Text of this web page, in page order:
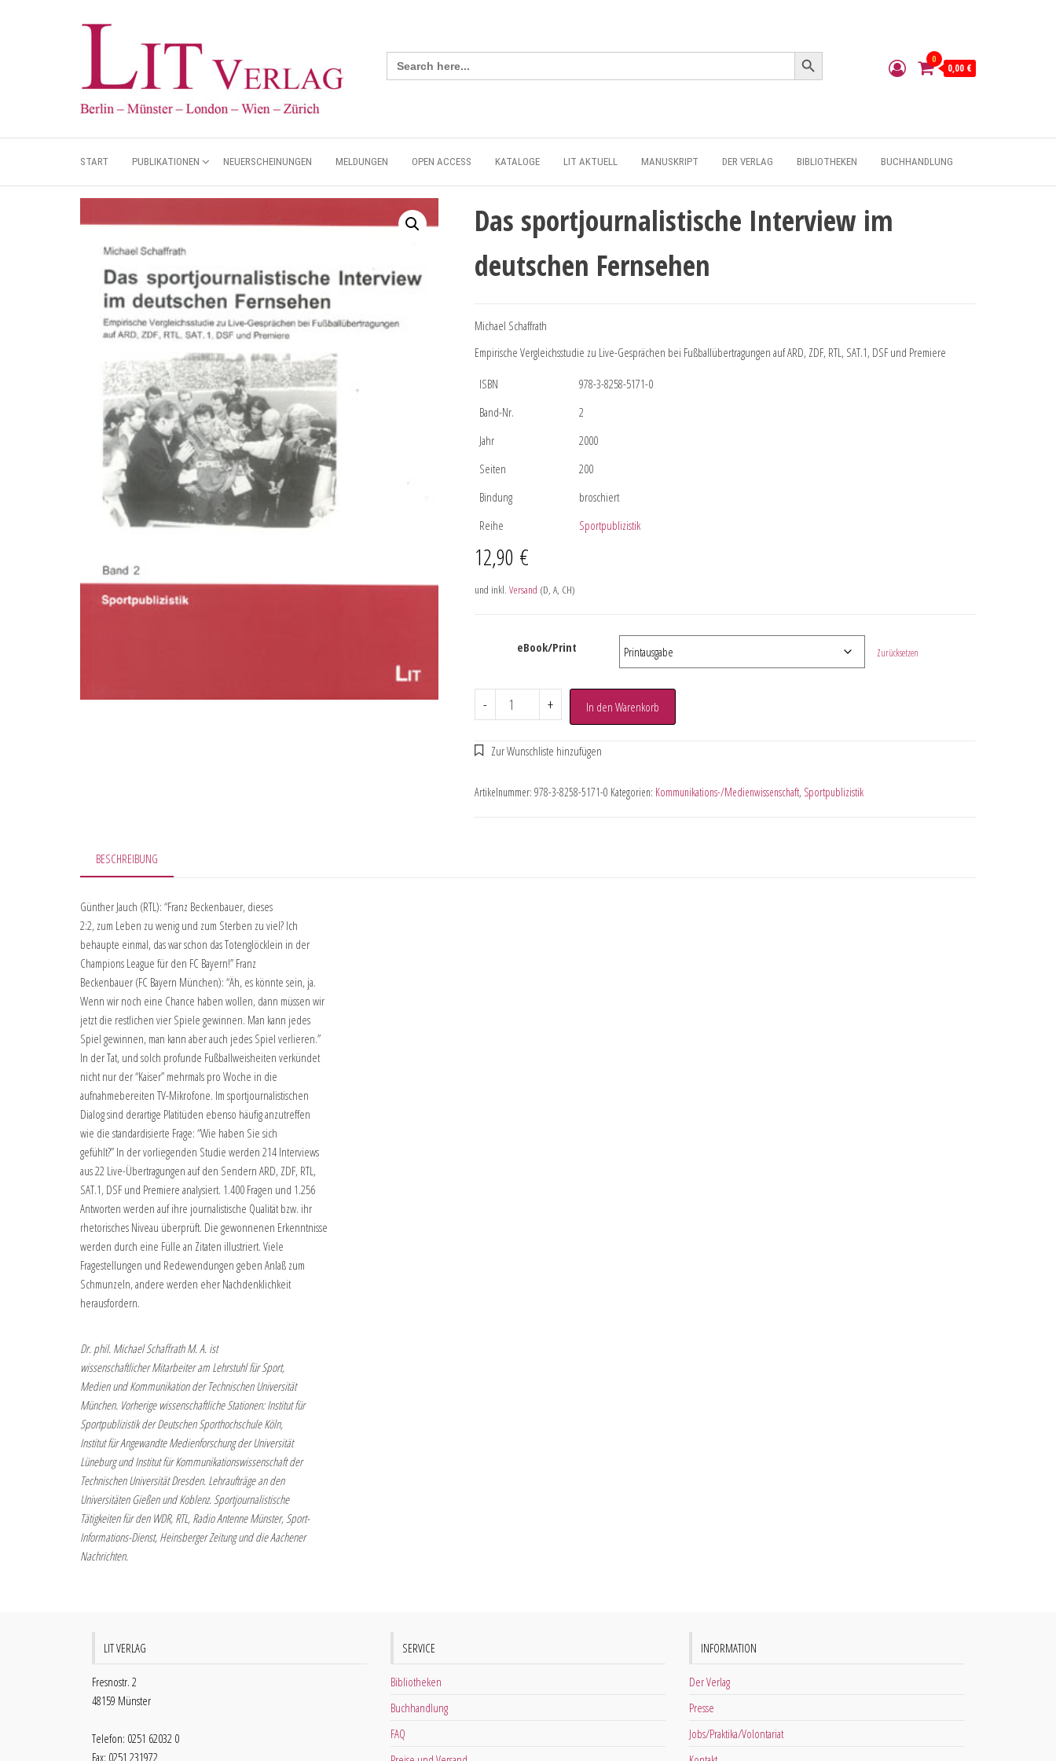
Search
for:
Search Button
0
0,00 €
START PUBLIKATIONEN NEUERSCHEINUNGEN MELDUNGEN OPEN ACCESS KATALOGE LIT AKTUELL MANUSKRIPT DER VERLAG BIBLIOTHEKEN BUCHHANDLUNG
Das sportjournalistische Interview im
deutschen Fernsehen
Michael Schaffrath
Empirische Vergleichsstudie zu Live-Gesprächen bei Fußballübertragungen auf ARD, ZDF, RTL, SAT.1, DSF und Premiere
ISBN
978-3-8258-5171-0
Band-Nr.
2
Jahr
2000
Seiten
200
Bindung
broschiert
Reihe
Sportpublizistik
12,90 €
und inkl. Versand (D, A, CH)
eBook/Print Zurücksetzen
- + In den Warenkorb
Artikelnummer: 978-3-8258-5171-0 Kategorien: Kommunikations-/Medienwissenschaft, Sportpublizistik
BESCHREIBUNG
Günther Jauch (RTL): “Franz Beckenbauer, dieses
2:2, zum Leben zu wenig und zum Sterben zu viel? Ich
behaupte einmal, das war schon das Totenglöcklein in der
Champions League für den FC Bayern!” Franz
Beckenbauer (FC Bayern München): “Äh, es könnte sein, ja.
Wenn wir noch eine Chance haben wollen, dann müssen wir
jetzt die restlichen vier Spiele gewinnen. Man kann jedes
Spiel gewinnen, man kann aber auch jedes Spiel verlieren.”
In der Tat, und solch profunde Fußballweisheiten verkündet
nicht nur der “Kaiser” mehrmals pro Woche in die
aufnahmebereiten TV-Mikrofone. Im sportjournalistischen
Dialog sind derartige Platitüden ebenso häufig anzutreffen
wie die standardisierte Frage: “Wie haben Sie sich
gefühlt?” In der vorliegenden Studie werden 214 Interviews
aus 22 Live-Übertragungen auf den Sendern ARD, ZDF, RTL,
SAT.1, DSF und Premiere analysiert. 1.400 Fragen und 1.256
Antworten werden auf ihre journalistische Qualität bzw. ihr
rhetorisches Niveau überprüft. Die gewonnenen Erkenntnisse
werden durch eine Fülle an Zitaten illustriert. Viele
Fragestellungen und Redewendungen geben Anlaß zum
Schmunzeln, andere werden eher Nachdenklichkeit
herausfordern.
Dr. phil. Michael Schaffrath M. A. ist
wissenschaftlicher Mitarbeiter am Lehrstuhl für Sport,
Medien und Kommunikation der Technischen Universität
München. Vorherige wissenschaftliche Stationen: Institut für
Sportpublizistik der Deutschen Sporthochschule Köln,
Institut für Angewandte Medienforschung der Universität
Lüneburg und Institut für Kommunikationswissenschaft der
Technischen Universität Dresden. Lehraufträge an den
Universitäten Gießen und Koblenz. Sportjournalistische
Tätigkeiten für den WDR, RTL, Radio Antenne Münster, Sport-
Informations-Dienst, Heinsberger Zeitung und die Aachener
Nachrichten.
LIT VERLAG
Fresnostr. 2
48159 Münster
Telefon: 0251 62032 0
Fax: 0251 231972
SERVICE
Bibliotheken
Buchhandlung
FAQ
INFORMATION
Der Verlag
Presse
Jobs/Praktika/Volontariat